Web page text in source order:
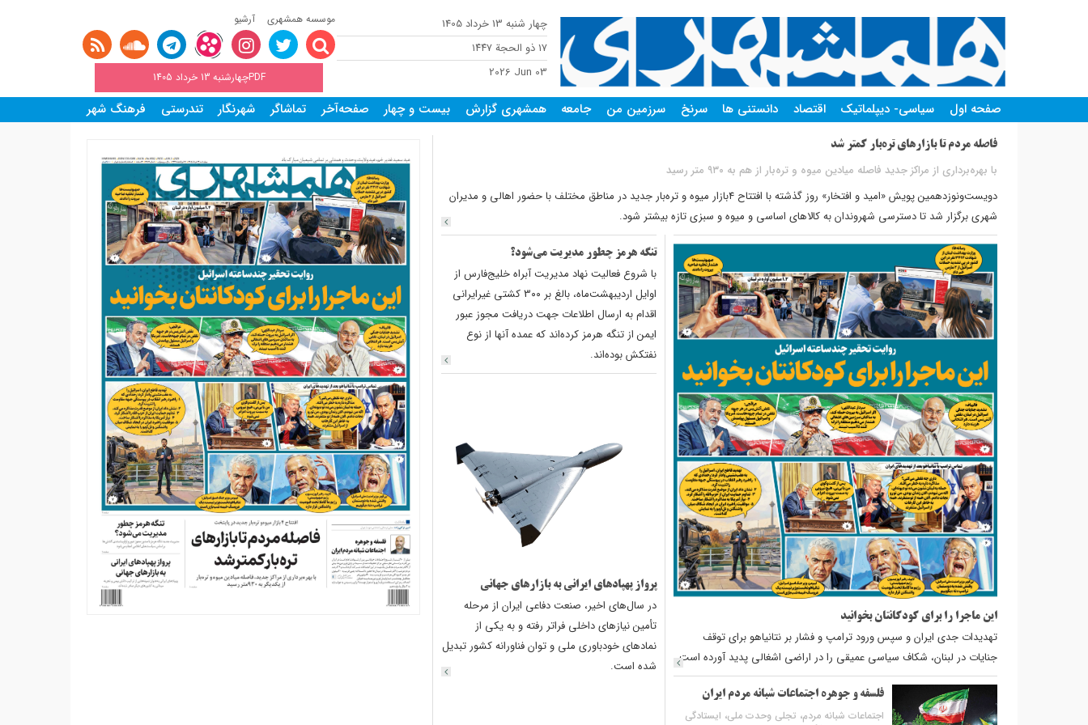
چهار شنبه 13 خرداد 1405
١٧ ذو الحجة ١٤٤٧
2026 Jun 03
موسسه همشهری آرشیو
PDFچهارشنبه 13 خرداد 1405
صفحه اول سیاسی- دیپلماتیک اقتصاد دانستنی ها سرنخ سرزمین من جامعه همشهری گزارش بیست و چهار صفحه‌آخر تماشاگر شهرنگار تندرستی فرهنگ شهر
فاصله مردم تا بازارهای تره‌بار کمتر شد
با بهره‌برداری از مراکز جدید فاصله میادین میوه و تره‌بار از هم به ۹۳۰ متر رسید
دویست‌ونوزدهمین پویش «امید و افتخار» روز گذشته با افتتاح 4بازار میوه و تره‌بار جدید در مناطق مختلف با حضور اهالی و مدیران
شهری برگزار شد تا دسترسی شهروندان به کالاهای اساسی و میوه و سبزی تازه بیشتر شود.
این ماجرا را برای کودکانتان بخوانید
تهدیدات جدی ایران و سپس ورود ترامپ و فشار بر نتانیاهو برای توقف
جنایات در لبنان، شکاف سیاسی عمیقی را در اراضی اشغالی پدید آورده است.
فلسفه و جوهره اجتماعات شبانه مردم ایران
اجتماعات شبانه مردم، تجلی وحدت ملی، ایستادگی
تنگه هرمز ‌چطور مدیریت می‌شود؟
با شروع فعالیت نهاد مدیریت آبراه خلیج‌فارس از
اوایل اردیبهشت‌ماه، بالغ بر 3۰۰ کشتی غیرایرانی
اقدام به ارسال اطلاعات جهت دریافت مجوز عبور
ایمن از تنگه هرمز کرده‌‌اند که عمده آنها از نوع
نفتکش بوده‌اند.‌
پرواز پهپادهای ایرانی به بازارهای جهانی
در سال‌های اخیر، صنعت دفاعی ایران از مرحله
تأمین نیازهای داخلی فراتر رفته و به یکی از
نمادهای خودباوری ملی و توان فناورانه کشور تبدیل
شده است.